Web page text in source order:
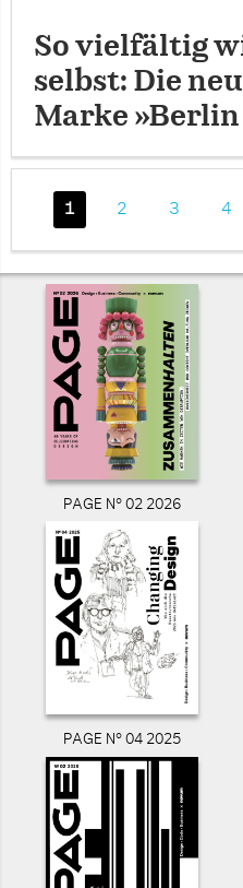
So vielfältig
selbst: Die
Marke »Berlin
1 2 3 4
PAGE N° 02 2026
PAGE N° 04 2025